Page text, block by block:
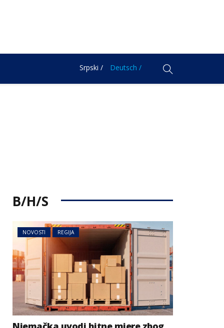
Srpski / Deutsch /
B/H/S
NOVOSTI REGIJA